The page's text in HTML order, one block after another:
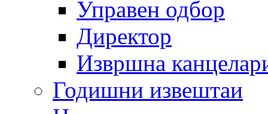
Управен одбор
Директор
Извршна
Годишни извештаи